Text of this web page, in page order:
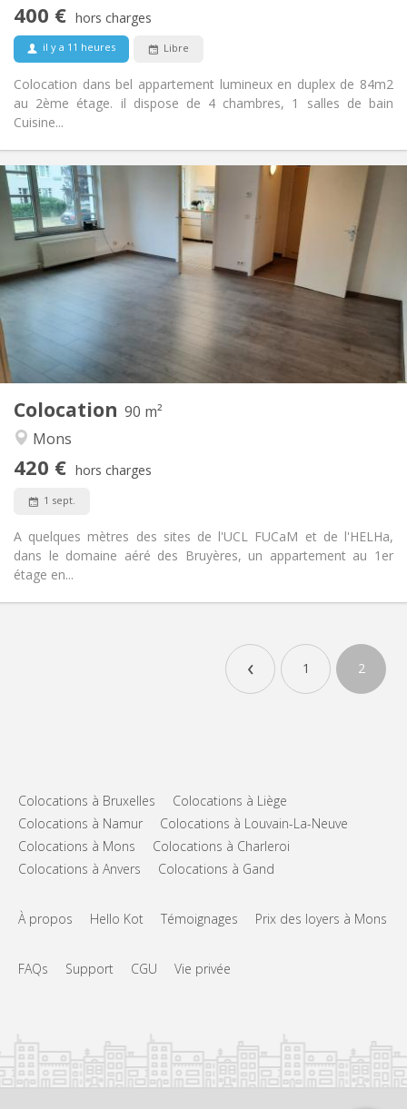
400 € hors charges
il y a 11 heures Libre
Colocation dans bel appartement lumineux en duplex de 84m2
au 2ème étage. il dispose de 4 chambres, 1 salles de bain
Cuisine...
Colocation 90 m²
Mons
420 € hors charges
1 sept.
A quelques mètres des sites de l'UCL FUCaM et de l'HELHa,
dans le domaine aéré des Bruyères, un appartement au 1er
étage en...
Infos Pratiques
Loyer:
Charges:
Durée:
12 mois
Domiciliation:
Non
Aménagement
Salle de bain:
Commune
Commune
Superficie:
Pièces privées:
Chaleureuse, communautaire, calme,
‹ 1 2
Colocations à Bruxelles
Colocations à Liège
Colocations à Namur
Colocations à Louvain-La-Neuve
Colocations à Mons
Colocations à Charleroi
Colocations à Anvers
Colocations à Gand
À propos Hello Kot Témoignages Prix des loyers à Mons
FAQs Support CGU Vie privée